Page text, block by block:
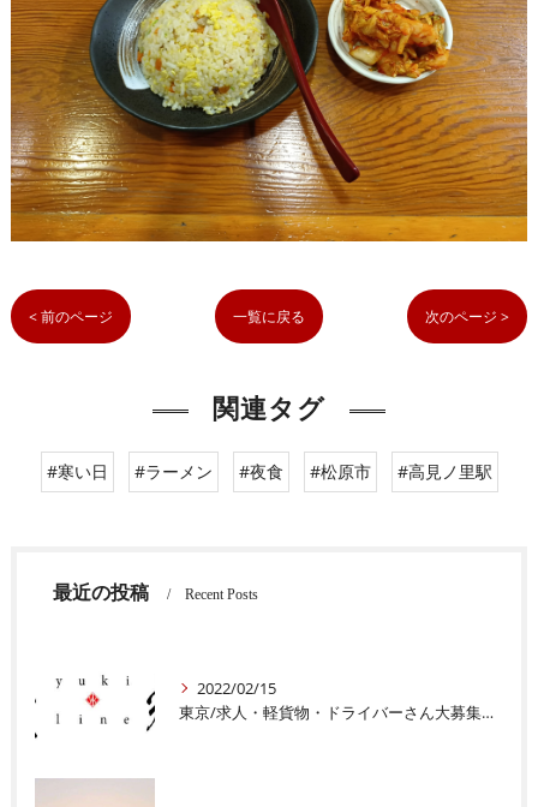
< 前のページ 一覧に戻る 次のページ >
関連タグ
#寒い日 #ラーメン #夜食 #松原市 #高見ノ里駅
最近の投稿 Recent Posts
2022/02/15
東京/求人・軽貨物・ドライバーさん大募集中|株式会社豊輝ライン